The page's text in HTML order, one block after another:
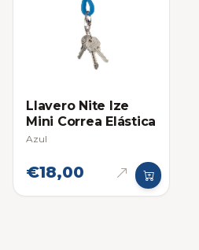
Llavero Nite Ize
Mini Correa Elástica
Azul
€18,00